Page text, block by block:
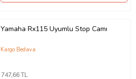
Yamaha Rx115 Uyumlu Stop Camı
Kargo Bedava
747,66 TL